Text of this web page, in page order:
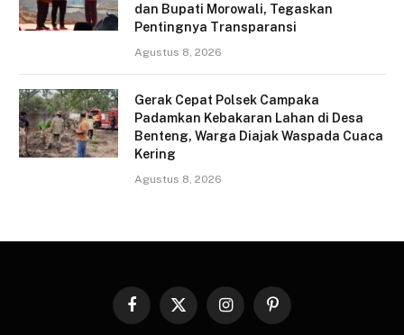
dan Bupati Morowali, Tegaskan
Pentingnya Transparansi
Agustus 8, 2026
Gerak Cepat Polsek Campaka
Padamkan Kebakaran Lahan di Desa
Benteng, Warga Diajak Waspada Cuaca
Kering
Agustus 8, 2026
Facebook
X
InstagramPinterest